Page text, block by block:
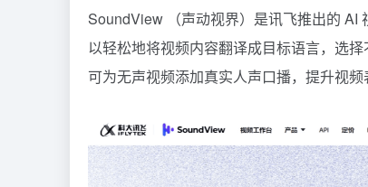
SoundView （声动视界）是讯飞推出的 AI
以轻松地将视频内容翻译成目标语言，选
可为无声视频添加真实人声口播，提升视